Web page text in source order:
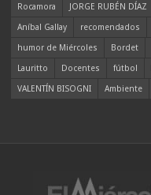
Rocamora
JORGE RUBÉN DÍAZ
Aníbal Gallay
recomendados
humor de Miércoles
Bordet
Lauritto
Docentes fútbol
VALENTÍN BISOGNI
Ambiente